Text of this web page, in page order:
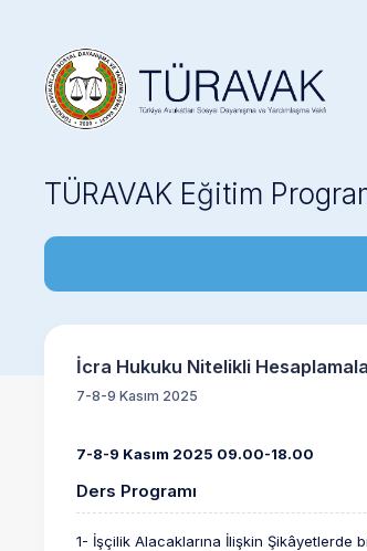
TÜRAVAK Eğitim
İcra Hukuku Nitelikli
7-8-9 Kasım 2025
7-8-9 Kasım 2025 09.00-18.00
Ders Programı
1- İşçilik Alacaklarına İlişkin Şikâyetlerde